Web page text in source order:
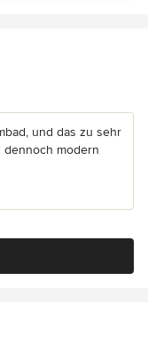
und das zu sehr
dennoch modern